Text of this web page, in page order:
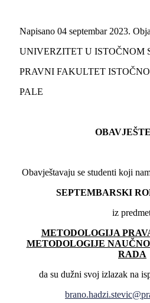
Napisano 04 septembar 2023.
UNIVERZITET U ISTOČNOM
PRAVNI FAKULTET
PALE
Obavještavaju se studenti koji
SEPTEMBARSKI
iz
METODOLOGIJA
METODOLOGIJE
RADA
da su dužni svoj izlazak na